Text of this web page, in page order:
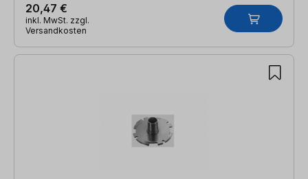
20,47 €
inkl. MwSt. zzgl.
Versandkosten